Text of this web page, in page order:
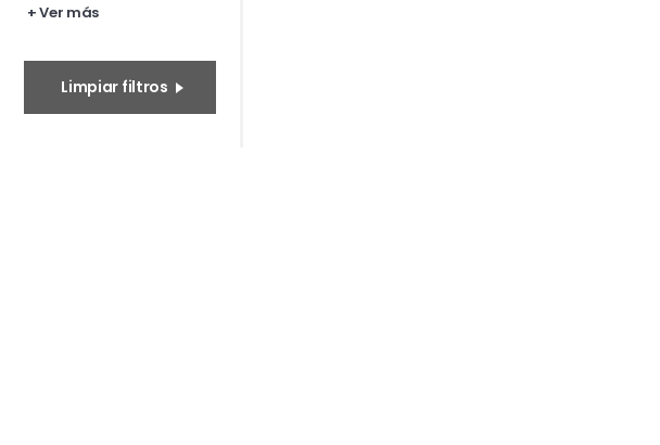
+ Ver más
Limpiar filtros